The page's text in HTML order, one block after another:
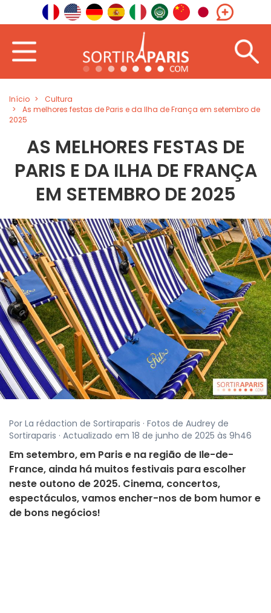
Início
Cultura
As melhores festas de Paris e da Ilha de França em setembro de
2025
AS MELHORES FESTAS DE
PARIS E DA ILHA DE FRANÇA
EM SETEMBRO DE 2025
Por La rédaction de Sortiraparis · Fotos de Audrey de
Sortiraparis · Actualizado em 18 de junho de 2025 às 9h46
Em setembro, em Paris e na região de Ile-de-
France, ainda há muitos festivais para escolher
neste outono de 2025. Cinema, concertos,
espectáculos, vamos encher-nos de bom humor e
de bons negócios!